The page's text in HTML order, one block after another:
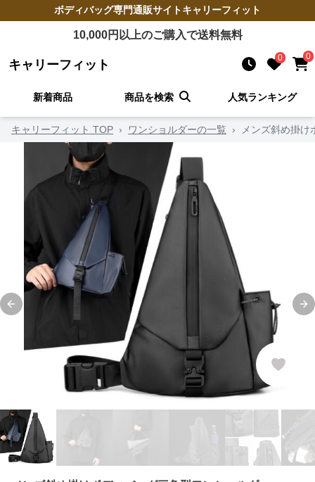
ボディバッグ専門通販サイトキャリーフィット
10,000円以上のご購入で送料無料
キャリーフィット 0 0
新着商品 商品を検索 人気ランキング
キャリーフィット TOP › ワンショルダーの一覧 › メンズ斜め掛
Previous slide